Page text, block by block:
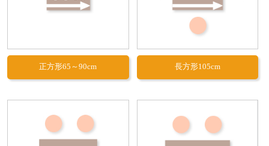
正方形65～90cm 長方形105cm